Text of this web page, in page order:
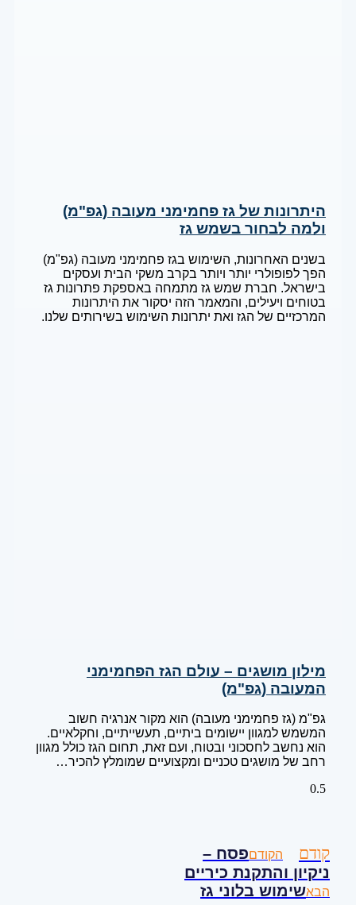
היתרונות של גז פחמימני מעובה (גפ"מ)
ולמה לבחור בשמש גז
בשנים האחרונות, השימוש בגז פחמימני מעובה (גפ"מ)
הפך לפופולרי יותר ויותר בקרב משקי הבית ועסקים
בישראל. חברת שמש גז מתמחה באספקת פתרונות גז
בטוחים ויעילים, והמאמר הזה יסקור את היתרונות
המרכזיים של הגז ואת יתרונות השימוש בשירותים שלנו.
מילון מושגים – עולם הגז הפחמימני
המעובה (גפ"מ)
גפ"מ (גז פחמימני מעובה) הוא מקור אנרגיה חשוב
המשמש למגוון יישומים ביתיים, תעשייתיים, וחקלאיים.
הוא נחשב לחסכוני ובטוח, ועם זאת, תחום הגז כולל מגוון
רחב של מושגים טכניים ומקצועיים שמומלץ להכיר…
קודם הקודםפסח –
ניקיון והתקנת כיריים
הבאשימוש בלוני גז